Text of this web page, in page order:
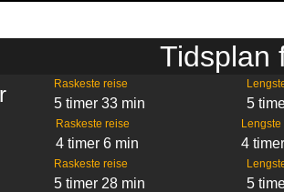
Tidsplan
Raskeste reise
5 timer 33 min 5
Raskeste reise
4 timer 6 min
Lengste
4
Raskeste reise
5 timer 28 min 5